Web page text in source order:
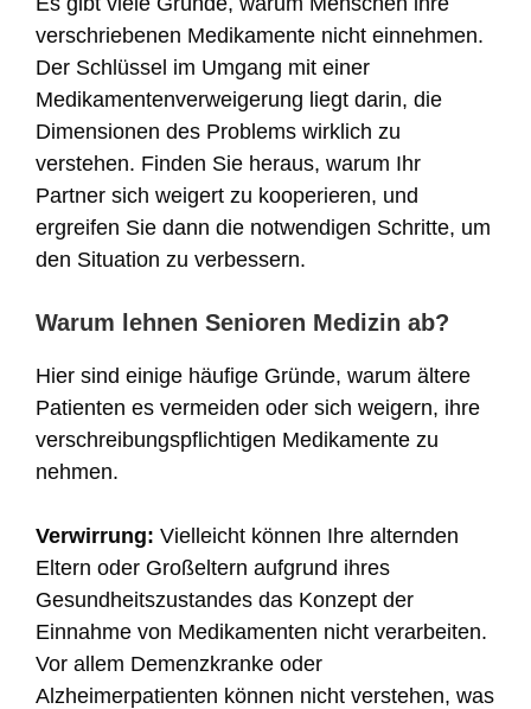
verschriebenen Medikamente nicht einnehmen.
Der Schlüssel im Umgang mit einer
Medikamentenverweigerung liegt darin, die
Dimensionen des Problems wirklich zu
verstehen. Finden Sie heraus, warum Ihr
Partner sich weigert zu kooperieren, und
ergreifen Sie dann die notwendigen Schritte, um
den Situation zu verbessern.
Warum lehnen Senioren Medizin ab?
Hier sind einige häufige Gründe, warum ältere
Patienten es vermeiden oder sich weigern, ihre
verschreibungspflichtigen Medikamente zu
nehmen.
Verwirrung: Vielleicht können Ihre alternden
Eltern oder Großeltern aufgrund ihres
Gesundheitszustandes das Konzept der
Einnahme von Medikamenten nicht verarbeiten.
Vor allem Demenzkranke oder
Alzheimerpatienten können nicht verstehen, was